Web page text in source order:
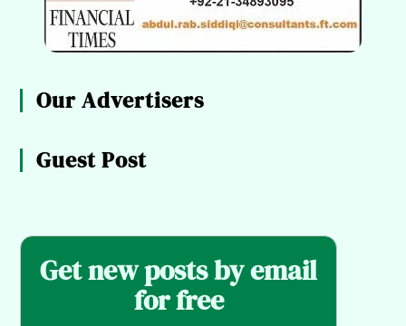
Our Advertisers
Guest Post
Get new posts by email
for free